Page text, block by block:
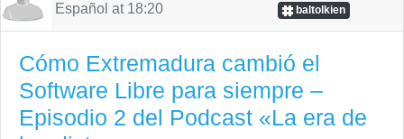
Español at 18:20
baltolkien
Cómo Extremadura cambió el
Software Libre para siempre –
Episodio 2 del Podcast «La era de